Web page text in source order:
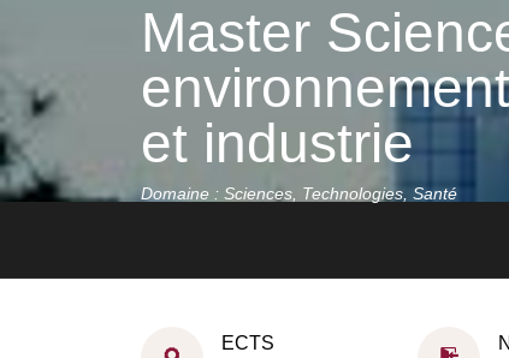
Master
et industrie
Domaine : Sciences, Technologies, Santé
ECTS